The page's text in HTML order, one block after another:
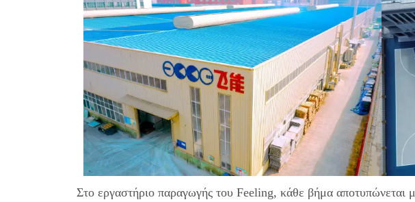
Στο εργαστήριο παραγωγής του Feeling, κάθε βήμα αποτυπώνεται